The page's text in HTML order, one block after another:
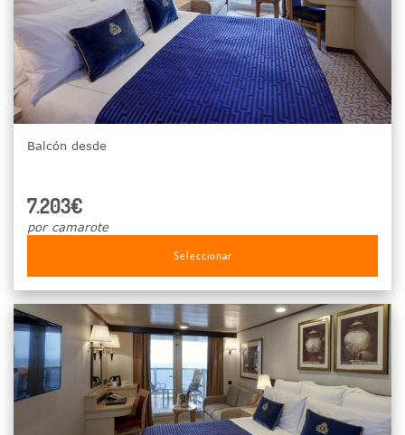
Balcón desde
7.203€
por camarote
Seleccionar